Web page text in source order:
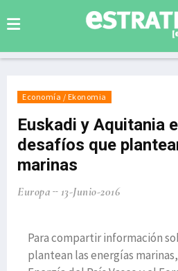
Economía / Ekonomia
Euskadi y Aquitania
desafíos que
marinas
Europa 13-Junio-2016
Para compartir información
plantean las energías